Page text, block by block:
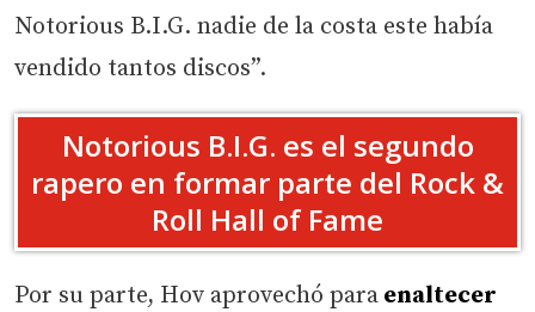
Notorious B.I.G. nadie de la costa este había
vendido tantos discos”.
Notorious B.I.G. es el segundo
rapero en formar parte del Rock &
Roll Hall of Fame
Por su parte, Hov aprovechó para enaltecer